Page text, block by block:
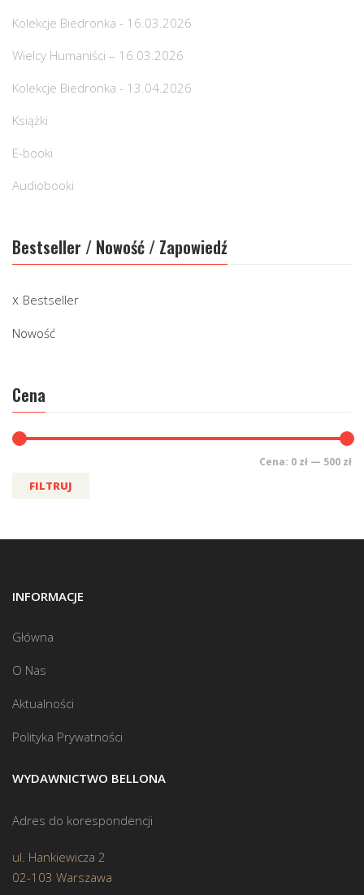
Kolekcje Biedronka - 16.03.2026
Wielcy Humaniści – 16.03.2026
Kolekcje Biedronka - 13.04.2026
Książki
E-booki
Audiobooki
Bestseller / Nowość / Zapowiedź
Bestseller
Nowość
Cena
FILTRUJ
Cena: 0 zł — 500 zł
INFORMACJE
Główna
O Nas
Aktualności
Polityka Prywatności
WYDAWNICTWO BELLONA
Adres do korespondencji
ul. Hankiewicza 2
02-103 Warszawa